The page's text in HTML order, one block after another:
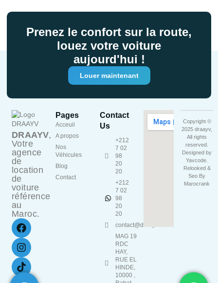
Prenez le confort sur la route,
louez votre voiture
aujourd'hui !
Louer maintenant
DRAAYV,
Votre
agence
de
location
de
voiture
référence
au
Maroc.
Pages
Acceuil
A propos
Nos
Véhicules
Blog
Contact
Contact
Us
+212
7 02
98
20
20
+212
7 02
98
20
20
contact@draayv.ma
MAG 19
RDC
HAY,
RUE EL
HINDE,
10000 ,
Copyright ©
2025 draayv,
All rights
reserved.
Designed by
Yavcode
Relooked &
Seo By
Marocrank